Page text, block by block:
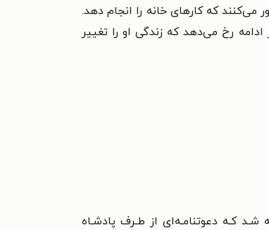
می‌کنند که کارهای خانه را انجام دهد.
رخ می‌دهد که زندگی او را تغییر
شـد کـه دعوتنامـه‌ای از طـرف پادشـاه